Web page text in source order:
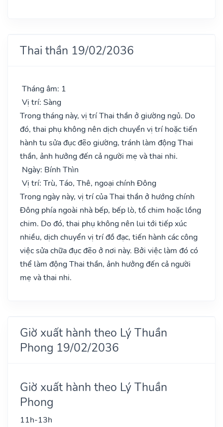
Thai thần 19/02/2036
Tháng âm: 1
Vị trí: Sàng
Trong tháng này, vị trí Thai thần ở giường ngủ. Do
đó, thai phụ không nên dịch chuyển vị trí hoặc tiến
hành tu sửa đục đẽo giường, tránh làm động Thai
thần, ảnh hưởng đến cả người mẹ và thai nhi.
Ngày: Bính Thìn
Vị trí: Trù, Táo, Thê, ngoại chính Đông
Trong ngày này, vị trí của Thai thần ở hướng chính
Đông phía ngoài nhà bếp, bếp lò, tổ chim hoặc lồng
chim. Do đó, thai phụ không nên lui tới tiếp xúc
nhiều, dịch chuyển vị trí đồ đạc, tiến hành các công
việc sửa chữa đục đẽo ở nơi này. Bởi việc làm đó có
thể làm động Thai thần, ảnh hưởng đến cả người
mẹ và thai nhi.
Giờ xuất hành theo Lý Thuần
Phong 19/02/2036
Giờ xuất hành theo Lý Thuần
Phong
11h-13h